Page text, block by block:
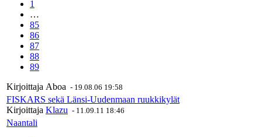
1
…
85
86
87
88
89
Kirjoittaja Aboa - 19.08.06 19:58
FISKARS sekä Länsi-Uudenmaan ruukkikylät
Kirjoittaja Klazu - 11.09.11 18:46
Naantali